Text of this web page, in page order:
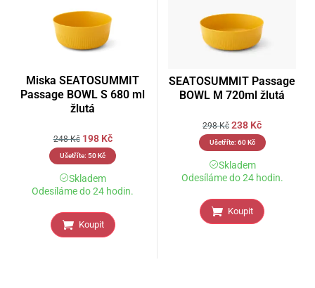
Miska SEATOSUMMIT
Passage BOWL S 680 ml
žlutá
248Kč 198 Kč
Ušetříte: 50Kč
Skladem
Odesíláme do 24 hodin.
Koupit
SEATOSUMMIT Passage
BOWL M 720ml žlutá
298Kč 238 Kč
Ušetříte: 60Kč
Skladem
Odesíláme do 24 hodin.
Koupit